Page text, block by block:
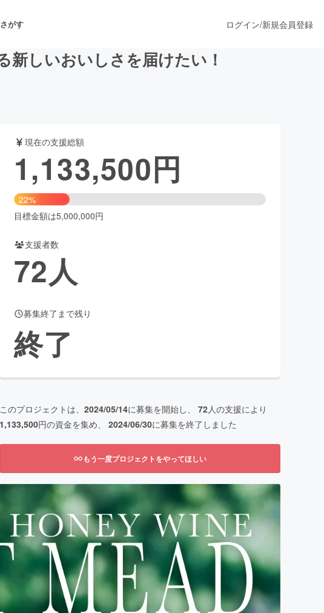
がす
ーマンス
店 ファッション
・ヘルスケア
ログイン/新規会員登録
新しいおいしさを届けたい！
現在の支援総額
1,133,500円
22%
目標金額は5,000,000円
支援者数
72人
募集終了まで残り
終了
このプロジェクトは、 2024/05/14に募集を開始し、 72人の支援により
1,133,500円の資金を集め、 2024/06/30に募集を終了しました
もう一度プロジェクトをやってほしい